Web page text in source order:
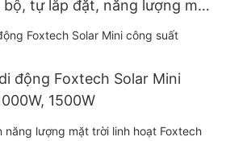
bộ, tự lắp đặt, năng lượng mặt
biến tần 51.2V, pin
động Foxtech Solar Mini
1500W